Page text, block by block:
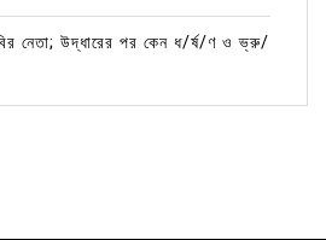
নেতা; উদ্ধারের পর কেন ধ/র্ষ/ণ ও ভ্রু/